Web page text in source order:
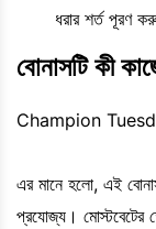
ধরার শর্ত পূরণ
বোনাসটি কী
Champion Tuesday
এর মানে হলো, এই
প্রযোজ্য। মোস্টবেটের